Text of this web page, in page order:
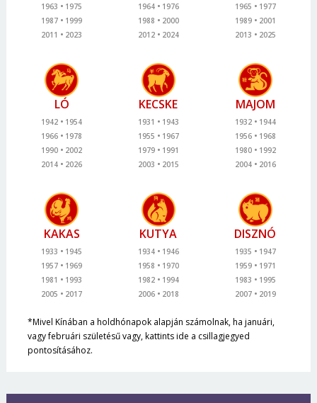
1963
1975
1987
1999
2011
2023
1964
1976
1988
2000
2012
2024
1965
1977
1989
2001
2013
2025
LÓ
1942
1954
1966
1978
1990
2002
2014
2026
KECSKE
1931
1943
1955
1967
1979
1991
2003
2015
MAJOM
1932
1944
1956
1968
1980
1992
2004
2016
KAKAS
1933
1945
1957
1969
1981
1993
2005
2017
KUTYA
1934
1946
1958
1970
1982
1994
2006
2018
DISZNÓ
1935
1947
1959
1971
1983
1995
2007
2019
*Mivel Kínában a holdhónapok alapján számolnak, ha januári,
vagy februári születésű vagy, kattints ide a csillagjegyed
pontosításához.